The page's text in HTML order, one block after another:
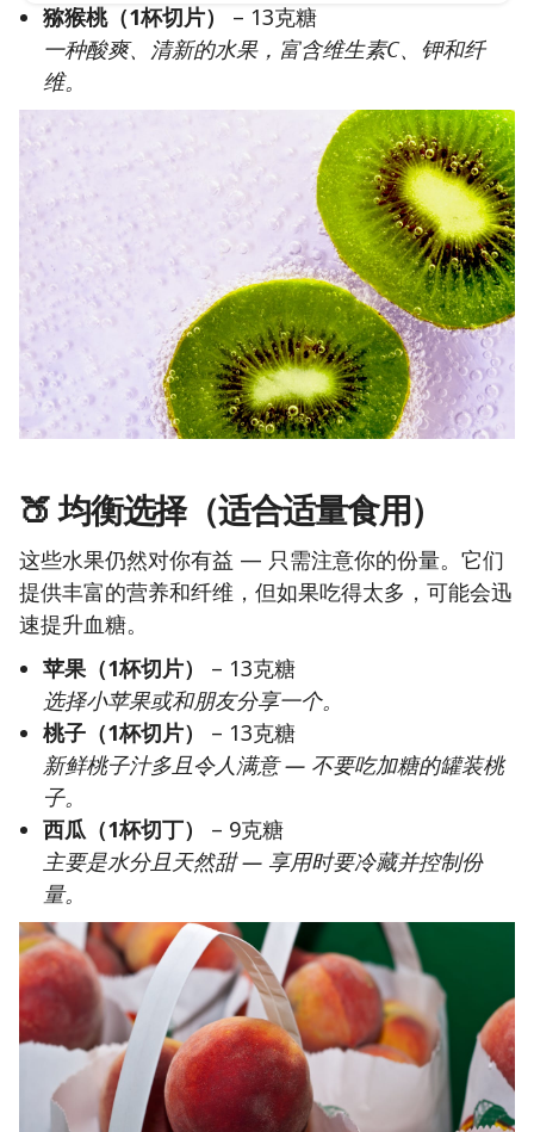
猕猴桃（1杯切片）
– 13克糖
一种酸爽、清新的水果，富含维生素C、钾和纤
维。
🍑 均衡选择（适合适量食用）
这些水果仍然对你有益 — 只需注意你的份量。它们
提供丰富的营养和纤维，但如果吃得太多，可能会迅
速提升血糖。
苹果（1杯切片）
– 13克糖
选择小苹果或和朋友分享一个。
桃子（1杯切片）
– 13克糖
新鲜桃子汁多且令人满意 — 不要吃加糖的罐装桃
子。
西瓜（1杯切丁）
– 9克糖
主要是水分且天然甜 — 享用时要冷藏并控制份
量。